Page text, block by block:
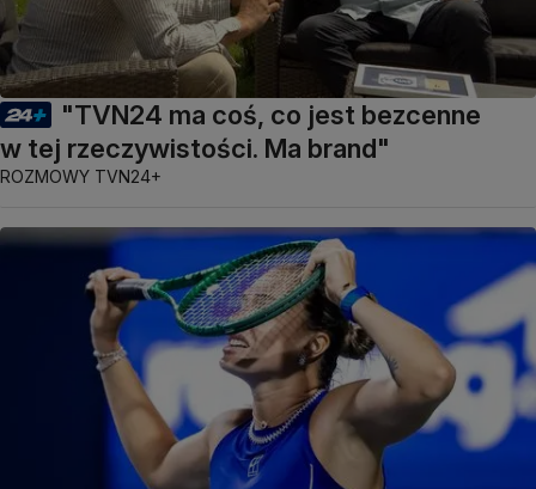
"TVN24 ma coś, co jest bezcenne
w tej rzeczywistości. Ma brand"
ROZMOWY TVN24+